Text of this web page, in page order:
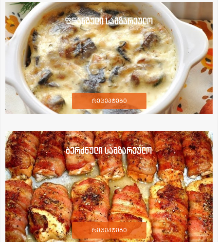
ფრანგული სამზარეულო
რეცეპტები
ბერძნული სამზარეულო
რეცეპტები